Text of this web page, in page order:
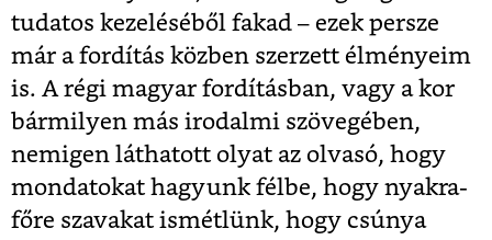
tudatos kezeléséből fakad – ezek persze
már a fordítás közben szerzett élményeim
is. A régi magyar fordításban, vagy a kor
bármilyen más irodalmi szövegében,
nemigen láthatott olyat az olvasó, hogy
mondatokat hagyunk félbe, hogy nyakra-
főre szavakat ismétlünk, hogy csúnya